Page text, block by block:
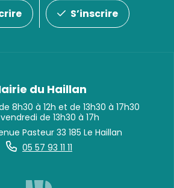
S’inscrire
du Haillan
8h30 à 12h et de 13h30 à 17h30
de 13h30 à 17h
Pasteur 33 185 Le Haillan
05 57 93 11 11